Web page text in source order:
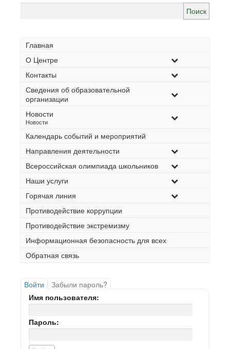
Главная
О Центре
Контакты
Сведения об образовательной
организации
Новости
–
Новости
Календарь событий и мероприятий
Направления деятельности
Всероссийская олимпиада школьников
Наши услуги
Горячая линия
Противодействие коррупции
Противодействие экстремизму
Информационная безопасность для всех
Обратная связь
Войти
Забыли пароль?
Имя пользователя:
Пароль: